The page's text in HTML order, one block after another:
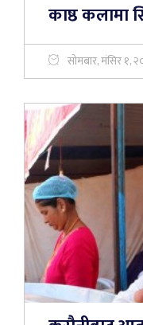
काष्ठ कलामा
सोमबार, मंसिर १,